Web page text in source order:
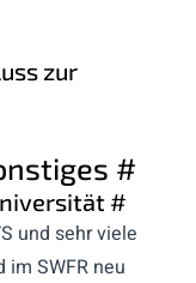
zur
#
#
und sehr viele
im SWFR neu